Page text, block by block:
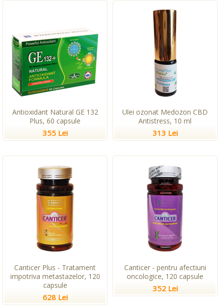
Antioxidant Natural GE 132
Plus, 60 capsule
355 Lei
Ulei ozonat Medozon CBD
Antistress, 10 ml
313 Lei
Canticer Plus - Tratament
impotriva metastazelor, 120
capsule
628 Lei
Canticer - pentru afectiuni
oncologice, 120 capsule
352 Lei